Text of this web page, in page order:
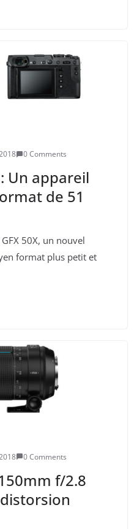
0 Comments
Un appareil
de 51
50X, un nouvel
format plus petit et
0 Comments
f/2.8